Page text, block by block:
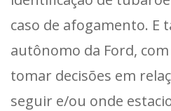
caso de afogamento. E
autônomo da Ford,
tomar decisões em
seguir e/ou onde